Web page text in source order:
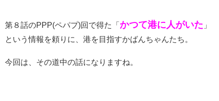
第８話のPPP(ペパプ)回で得た「 かつて港に人がいた 」
という情報を頼りに、港を目指すかばんちゃんたち。
今回は、その道中の話になりますね。